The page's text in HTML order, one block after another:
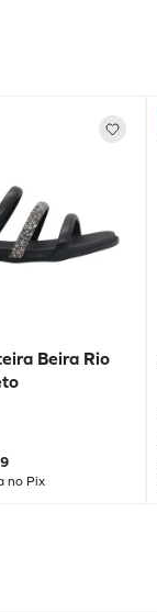
Beira Rio
no Pix